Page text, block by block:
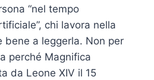
“nel tempo
chi lavora nella
bene a leggerla. Non per
perché Magnifica
da Leone XIV il 15